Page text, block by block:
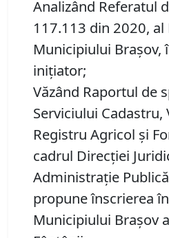
Analizând Referatul
117.113 din 2020,
Municipiului Brașov,
inițiator;
Văzând Raportul de
Serviciului Cadastru,
Registru Agricol şi
cadrul Direcţiei
Administraţie
propune înscrierea
Municipiului Braşov